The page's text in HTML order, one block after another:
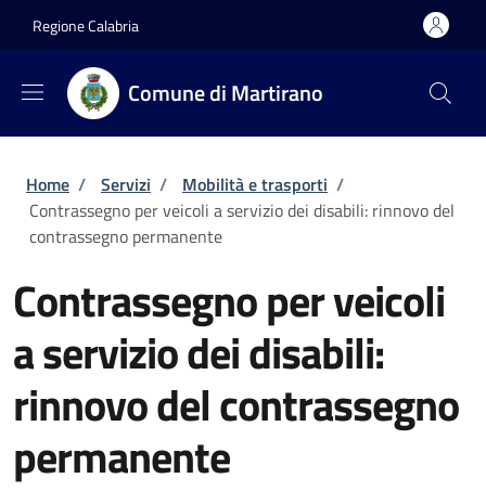
Regione Calabria
Comune di Martirano
Briciole di pane
Home / Servizi / Mobilità e trasporti /
Contrassegno per veicoli a servizio dei disabili: rinnovo del
contrassegno permanente
Contrassegno per veicoli
a servizio dei disabili:
rinnovo del contrassegno
permanente